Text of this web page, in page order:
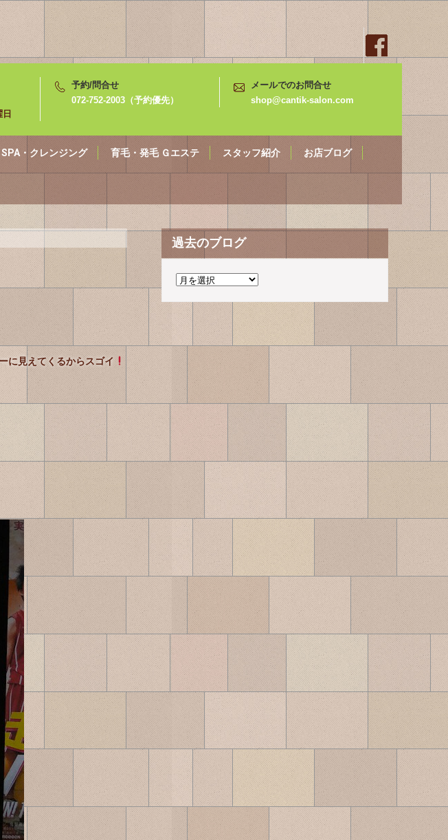
予約/問合せ
072-752-2003（予約優先）
メールでのお問合せ
shop@cantik-salon.com
・クレンジング 育毛・発毛 Ｇエステ スタッフ紹介 お店ブログ
に見えてくるからスゴイ
過去のブログ
過
ブ
ロ
グ